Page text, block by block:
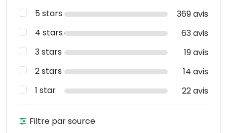
5 stars
369 avis
4 stars
63 avis
3 stars
19 avis
2 stars
14 avis
1 star
22 avis
Filtre par source